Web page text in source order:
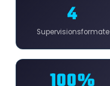
4
Supervisionsformate